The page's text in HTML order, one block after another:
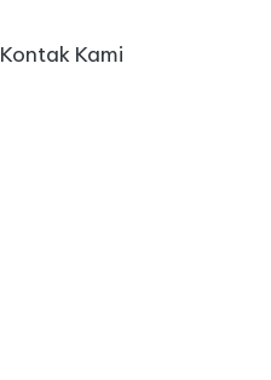
Kontak Kami